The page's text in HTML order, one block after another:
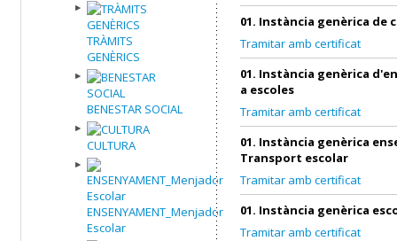
TRÀMITS
GENÈRICS
BENESTAR SOCIAL
CULTURA
ENSENYAMENT_Menjador
Escolar
01. Instància genèrica de
Tramitar amb certificat
01. Instància genèrica
a escoles
Tramitar amb certificat
01. Instància genèrica
Transport escolar
Tramitar amb certificat
01. Instància genèrica
Tramitar amb certificat